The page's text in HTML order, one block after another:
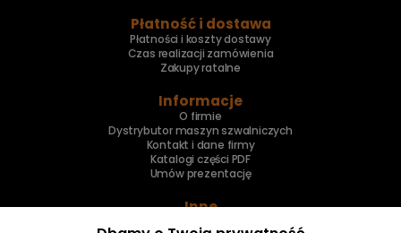
Płatność i dostawa
Płatności i koszty dostawy
Czas realizacji zamówienia
Zakupy ratalne
Informacje
O firmie
Dystrybutor maszyn szwalniczych
Kontakt i dane firmy
Katalogi części PDF
Umów prezentację
Inne